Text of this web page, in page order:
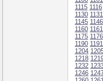
1115 1116
1130 1131
1145 1146
1160 1161
1175 1176
1190 1191
1204
1218
1232
1246